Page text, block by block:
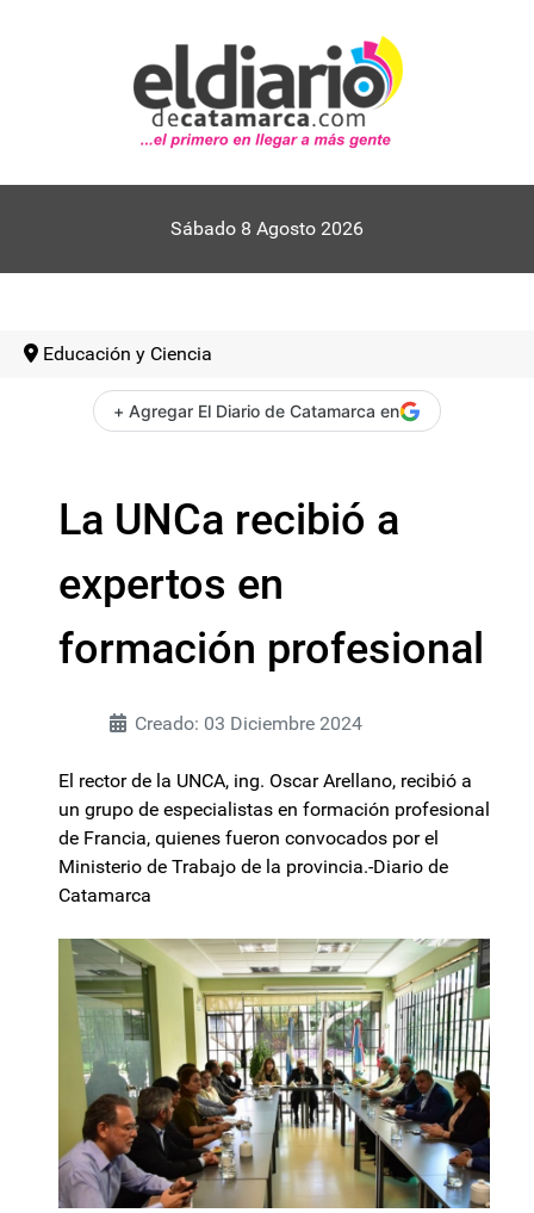
Sábado 8 Agosto 2026
Educación y Ciencia
+ Agregar El Diario de Catamarca en
La UNCa recibió a
expertos en
formación profesional
Creado: 03 Diciembre 2024
El rector de la UNCA, ing. Oscar Arellano, recibió a
un grupo de especialistas en formación profesional
de Francia, quienes fueron convocados por el
Ministerio de Trabajo de la provincia.-Diario de
Catamarca